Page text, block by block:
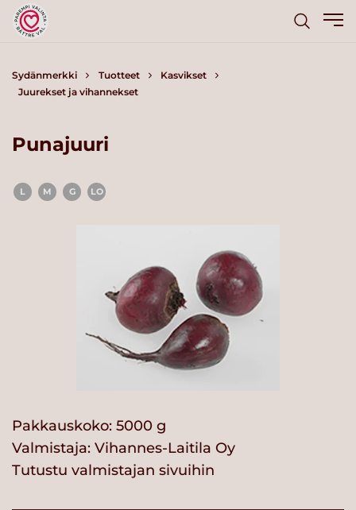
Sydänmerkki Tuotteet
Kasvikset
Juurekset ja vihannekset
Punajuuri
L M G LO
Pakkauskoko: 5000 g
Valmistaja: Vihannes-Laitila Oy
Tutustu valmistajan sivuihin